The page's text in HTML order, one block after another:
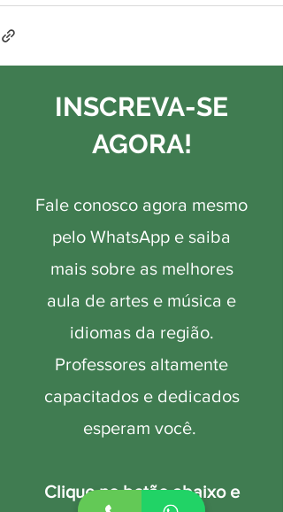
INSCREVA-SE
AGORA!
Fale conosco agora mesmo
pelo WhatsApp e saiba
mais sobre as melhores
aula de artes e música e
idiomas da região.
Professores altamente
capacitados e dedicados
esperam você.
Clique no botão abaixo e